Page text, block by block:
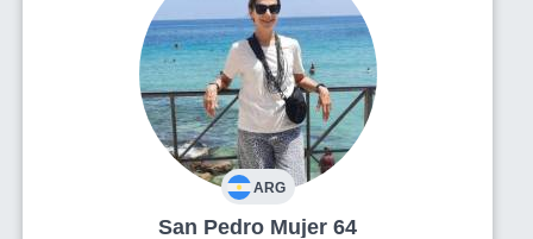
ARG
San Pedro Mujer 64